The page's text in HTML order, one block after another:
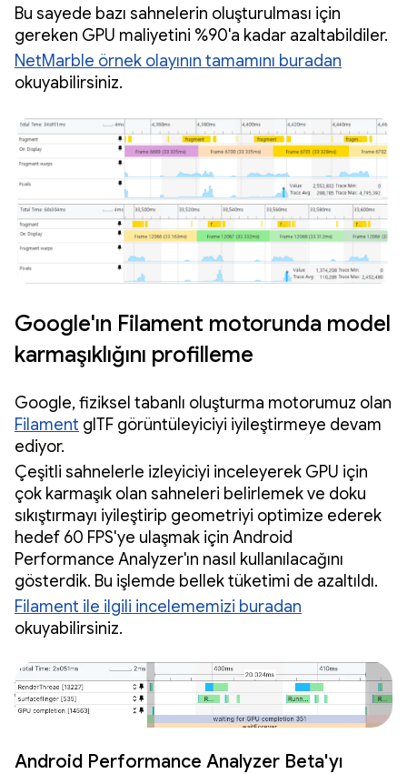
Bu sayede bazı sahnelerin oluşturulması için
gereken GPU maliyetini %90'a kadar azaltabildiler.
NetMarble örnek olayının tamamını buradan
okuyabilirsiniz.
Google'ın Filament motorunda model
karmaşıklığını profilleme
Google, fiziksel tabanlı oluşturma motorumuz olan
Filament glTF görüntüleyiciyi iyileştirmeye devam
ediyor.
Çeşitli sahnelerle izleyiciyi inceleyerek GPU için
çok karmaşık olan sahneleri belirlemek ve doku
sıkıştırmayı iyileştirip geometriyi optimize ederek
hedef 60 FPS'ye ulaşmak için Android
Performance Analyzer'ın nasıl kullanılacağını
gösterdik. Bu işlemde bellek tüketimi de azaltıldı.
Filament ile ilgili incelememizi buradan
okuyabilirsiniz.
Android Performance Analyzer Beta'yı